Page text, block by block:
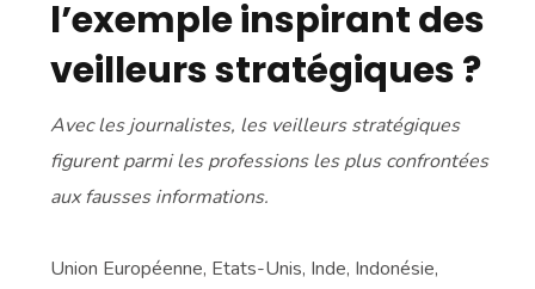
l’exemple inspirant des
veilleurs stratégiques ?
Avec les journalistes, les veilleurs stratégiques
figurent parmi les professions les plus confrontées
aux fausses informations.
Union Européenne, Etats-Unis, Inde, Indonésie,